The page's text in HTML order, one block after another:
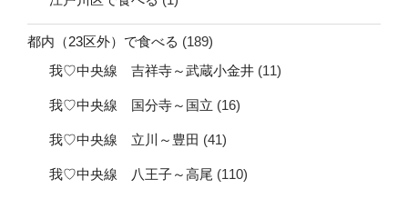
都内（23区外）で食べる (189)
我♡中央線 吉祥寺～武蔵小金井 (11)
我♡中央線 国分寺～国立 (16)
我♡中央線 立川～豊田 (41)
我♡中央線 八王子～高尾 (110)